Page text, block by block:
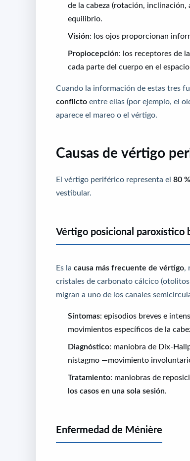
de la cabeza (rotación, inclinación,
equilibrio.
Visión: los ojos proporcionan
Propiocepción: los receptores de
cada parte del cuerpo en el
Cuando la información de estas tres
conflicto entre ellas (por ejemplo, el
aparece el mareo o el vértigo.
Causas de vértigo
El vértigo periférico representa el 80
vestibular.
Vértigo posicional paroxístico
Es la causa más frecuente de vértigo,
cristales de carbonato cálcico
migran a uno de los canales
Síntomas: episodios breves e
movimientos específicos de la
Diagnóstico: maniobra de Dix-
nistagmo —movimiento
Tratamiento: maniobras de
los casos en una sola sesión.
Enfermedad de Ménière